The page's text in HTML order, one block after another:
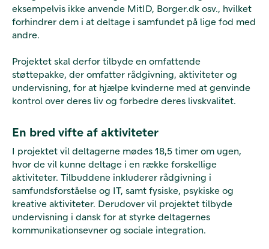
eksempelvis ikke anvende MitID, Borger.dk osv., hvilket
forhindrer dem i at deltage i samfundet på lige fod med
andre.
Projektet skal derfor tilbyde en omfattende
støttepakke, der omfatter rådgivning, aktiviteter og
undervisning, for at hjælpe kvinderne med at genvinde
kontrol over deres liv og forbedre deres livskvalitet.
En bred vifte af aktiviteter
I projektet vil deltagerne mødes 18,5 timer om ugen,
hvor de vil kunne deltage i en række forskellige
aktiviteter. Tilbuddene inkluderer rådgivning i
samfundsforståelse og IT, samt fysiske, psykiske og
kreative aktiviteter. Derudover vil projektet tilbyde
undervisning i dansk for at styrke deltagernes
kommunikationsevner og sociale integration.